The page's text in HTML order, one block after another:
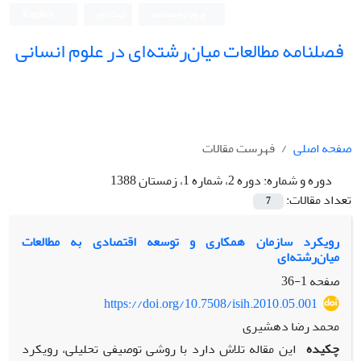
فصلنامه مطالعات میان‌رشته‌ای در علوم انسانی
صفحه اصلی
فهرست مقالات
دوره و شماره:دوره 2، شماره 1، زمستان 1388
تعداد مقالات:
7
رویکرد سازمان همکارى و توسعه اقتصادى به مطالعات
میان‌رشته‌اى
صفحه1-36
https://doi.org/10.7508/isih.2010.05.001
محمد رضا دهشیری
چکیده این مقاله تلاش دارد با روشى توصیفى تحلیلى، رویکرد